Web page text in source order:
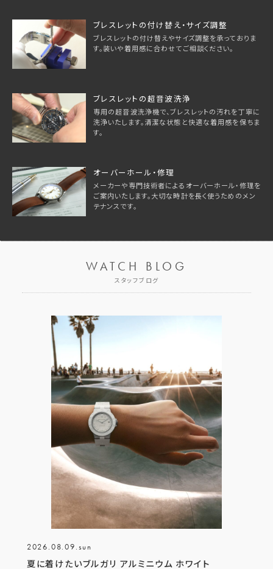
ブレスレットの付け替え・サイズ調整
ブレスレットの付け替えやサイズ調整を承っておりま
す。装いや着用感に合わせてご相談ください。
ブレスレットの超音波洗浄
専用の超音波洗浄機で、ブレスレットの汚れを丁寧に
洗浄いたします。清潔な状態と快適な着用感を保ちま
す。
オーバーホール・修理
メーカーや専門技術者によるオーバーホール・修理を
ご案内いたします。大切な時計を長く使うためのメン
テナンスです。
WATCH BLOG
スタッフブログ
2026.08.09.sun
夏に着けたいブルガリ アルミニウム ホワイト